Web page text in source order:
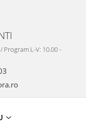
Program L-V: 10.00 -